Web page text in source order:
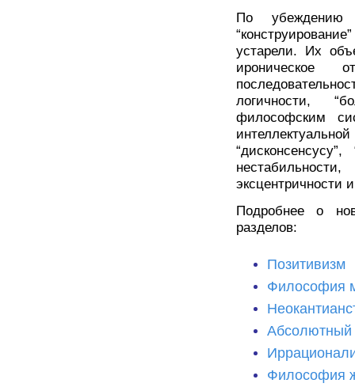
По убеждению
устарели. Их
ироническое
логичности,
философским
эксцентричности
Подробнее о
разделов:
Позитивизм
Философия
Абсолютный
Философия